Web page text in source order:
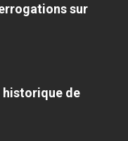
sur
historique de